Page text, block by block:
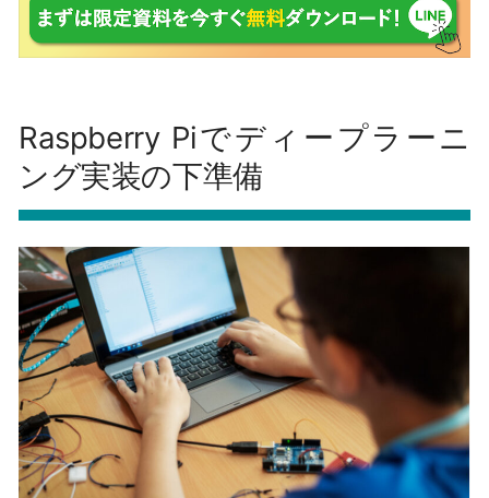
Raspberry Piでディープラーニ
ング実装の下準備